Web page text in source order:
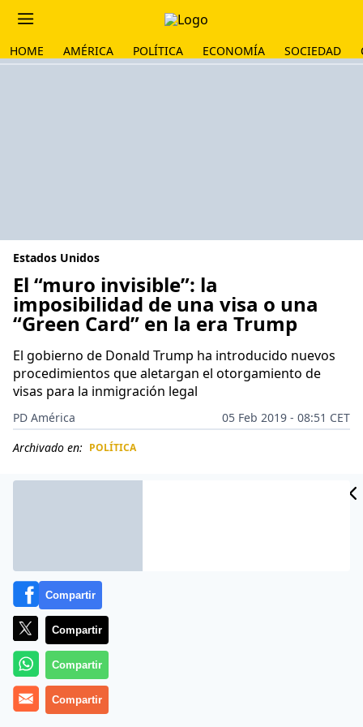
HOME AMÉRICA POLÍTICA ECONOMÍA SOCIEDAD
Estados Unidos
El “muro invisible”: la
imposibilidad de una visa o una
“Green Card” en la era Trump
El gobierno de Donald Trump ha introducido nuevos
procedimientos que aletargan el otorgamiento de
visas para la inmigración legal
PD América
05 Feb 2019 - 08:51 CET
Archivado en: POLÍTICA
Durante el Gobierno que preside Donald Trump se ha
Compartir
Compartir
Compartir
Compartir